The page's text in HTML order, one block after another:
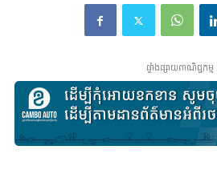
ផ្ទាំងផ្សាយពាណិជ្ជកម្ម